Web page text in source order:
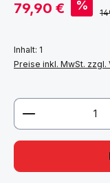
79,90 € %
Inhalt: 1
Preise inkl. MwSt. zzgl.
Produkt